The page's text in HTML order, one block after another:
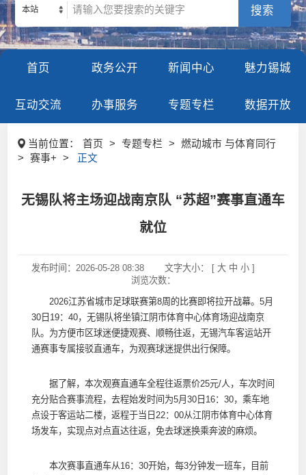
本站
首页 政务公开 新闻中心 魅力锡城
互动交流 办事服务 专题专栏 数据开放
当前位置： 首页 > 专题专栏 >
燃动城市 与体育同行
>
赛事+ > 正文
无锡队将主场迎战南京队 “苏超”赛事直通车
就位
发布时间： 2026-05-28 08:38 文字大小： [ 大 中 小]
浏览次数：
2026江苏省城市足球联赛第8周的比赛即将拉开战幕。5月
30日19：40，无锡队将坐镇江阴市体育中心体育场迎战南京
队。为方便市区球迷便捷观赛、顺畅往返，无锡汽车客运站开
通赛事专属接驳直通车，为观赛球迷提供出行保障。
据了解，本次观赛直通车全程往返票价25元/人，车次时间
充分贴合赛事流程，去程始发时间为5月30日16：30，乘车地
点设于客运站二楼，返程于当日22：00从江阴市体育中心体育
场发车，实现点对点直达往返，免去球迷换乘奔波的麻烦。
本次赛事直通车从16：30开始，每3分钟发一班车，目前